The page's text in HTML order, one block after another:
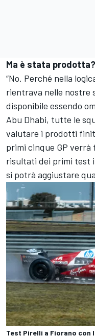
Ma è stata prodotta?
“No. Perché nella
rientrava nelle nostre
disponibile essendo
Abu Dhabi, tutte le
valutare i prodotti
primi cinque GP
risultati dei primi test
si potrà aggiustare
Test Pirelli a Fiorano con